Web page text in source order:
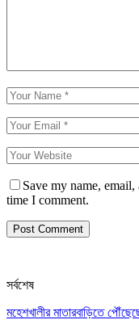
Save my name,
time I comment.
সর্বশেষ
মহেশখালীর মাতারবাড়িতে